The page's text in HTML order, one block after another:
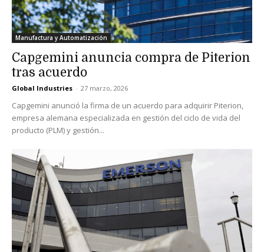
Manufactura y Automatización
Capgemini anuncia compra de Piterion
tras acuerdo
Global Industries - 27 marzo, 2026
Capgemini anunció la firma de un acuerdo para adquirir Piterion,
empresa alemana especializada en gestión del ciclo de vida del
producto (PLM) y gestión...